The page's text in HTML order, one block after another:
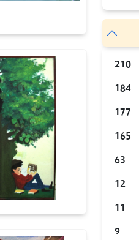
210
184
177
165
63
12
11
9